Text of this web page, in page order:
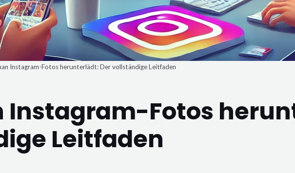
Instagram-Fotos herunterlädt: Der vollständige Leitfaden
Instagram-Fotos
Leitfaden